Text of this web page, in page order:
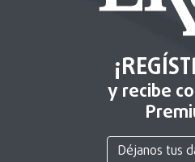
y recibe
Déjanos tus